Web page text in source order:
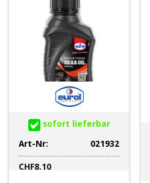
sofort lieferbar
Art-Nr:
021932
CHF8.10